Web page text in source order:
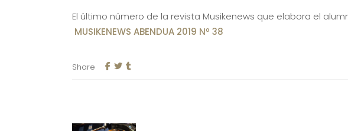
El último número de la revista Musikenews que elabora el
MUSIKENEWS ABENDUA 2019 Nº 38
Share